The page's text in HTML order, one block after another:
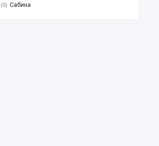
0 Сабина